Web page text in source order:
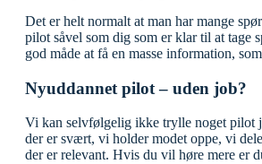
Det er helt normalt at man har mange
pilot såvel som dig som er klar til at tage
god måde at få en masse information,
Nyuddannet pilot – uden job?
Vi kan selvfølgelig ikke trylle noget pilot
der er svært, vi holder modet oppe, vi
der er relevant. Hvis du vil høre mere er